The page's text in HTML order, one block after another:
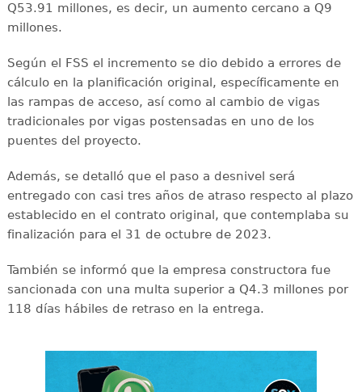
Q53.91 millones, es decir, un aumento cercano a Q9
millones.
Según el FSS el incremento se dio debido a errores de
cálculo en la planificación original, específicamente en
las rampas de acceso, así como al cambio de vigas
tradicionales por vigas postensadas en uno de los
puentes del proyecto.
Además, se detalló que el paso a desnivel será
entregado con casi tres años de atraso respecto al plazo
establecido en el contrato original, que contemplaba su
finalización para el 31 de octubre de 2023.
También se informó que la empresa constructora fue
sancionada con una multa superior a Q4.3 millones por
118 días hábiles de retraso en la entrega.